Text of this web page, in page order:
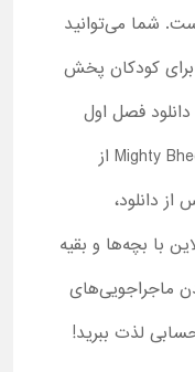
شما می‌توانید
برای کودکان پخش
دانلود فصل اول
کارتون بی کلام Mighty Bheem's Playtime 2024 از
دانلود،
با بچه‌ها و بقیه
ماجراجویی‌های
لذت ببرید!